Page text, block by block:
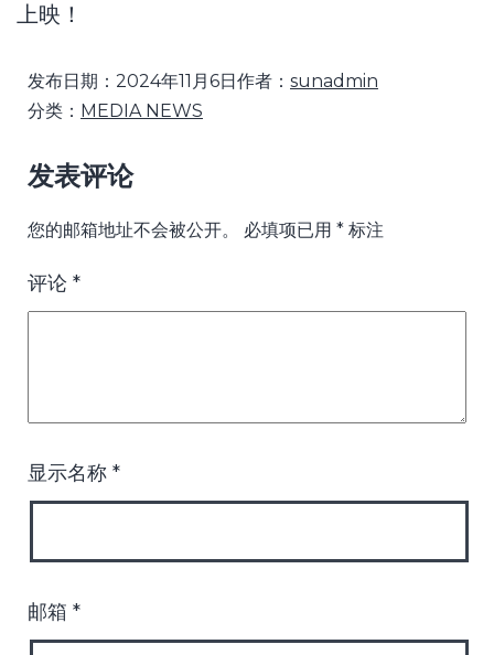
上映！
发布日期： 2024年11月6日作者： sunadmin
分类： MEDIA NEWS
发表评论
您的邮箱地址不会被公开。 必填项已用 * 标注
评论 *
显示名称 *
邮箱 *